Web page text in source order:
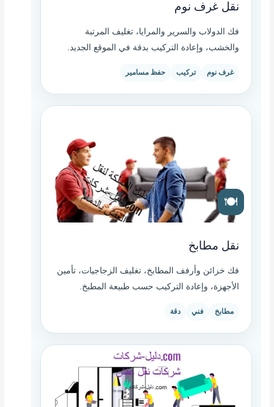
نقل غرف نوم
فك الدولاب والسرير والمرايا، تغليف المرتبة
والخشب، وإعادة التركيب بدقة في الموقع الجديد.
غرف نوم تركيب حفظ مسامير
🍽️
نقل مطابخ
فك خزائن وأرفف المطابخ، تغليف الزجاجيات، تأمين
الأجهزة، وإعادة التركيب حسب طبيعة المطبخ.
مطابخ فني دقة